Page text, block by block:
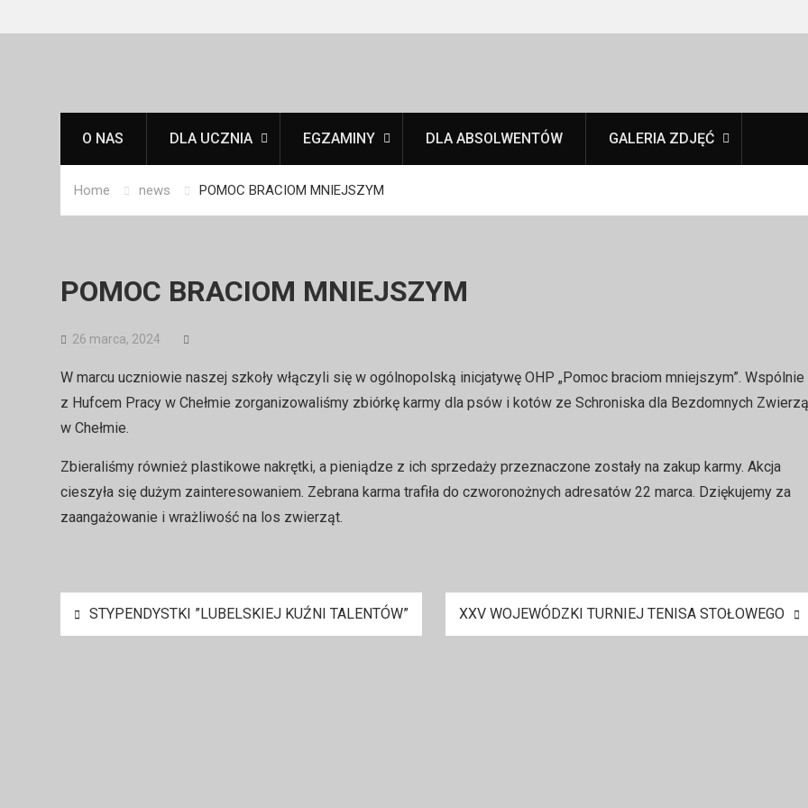
O NAS DLA UCZNIA EGZAMINY DLA ABSOLWENTÓW GALERIA ZDJĘĆ
Home news POMOC BRACIOM MNIEJSZYM
POMOC BRACIOM MNIEJSZYM
26 marca, 2024
W marcu uczniowie naszej szkoły włączyli się w ogólnopolską inicjatywę OHP „Pomoc braciom mniejszym”. Wspólnie
z Hufcem Pracy w Chełmie zorganizowaliśmy zbiórkę karmy dla psów i kotów ze Schroniska dla Bezdomnych
w Chełmie.
Zbieraliśmy również plastikowe nakrętki, a pieniądze z ich sprzedaży przeznaczone zostały na zakup karmy. Akcja
cieszyła się dużym zainteresowaniem. Zebrana karma trafiła do czworonożnych adresatów 22 marca. Dziękujemy za
zaangażowanie i wrażliwość na los zwierząt.
Nawigacja
STYPENDYSTKI ”LUBELSKIEJ KUŹNI TALENTÓW” XXV WOJEWÓDZKI TURNIEJ TENISA STOŁOWEGO